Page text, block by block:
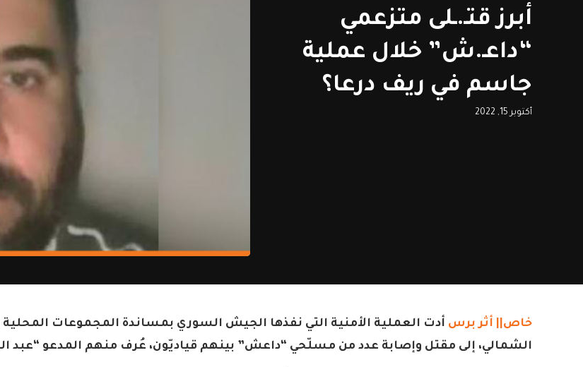
أبرز قتـ.ـلى متزعمي
“داعـ.ش” خلال عملية
جاسم في ريف درعا؟
أكتوبر 15, 2022
خاص|| أثر برس أدت العملية الأمنية التي نفذها الجيش السوري بمساندة المجموعات
الشمالي، إلى مقتل وإصابة عدد من مسلّحي “داعش” بينهم قياديّون، عُرف منهم المدعو “عبد